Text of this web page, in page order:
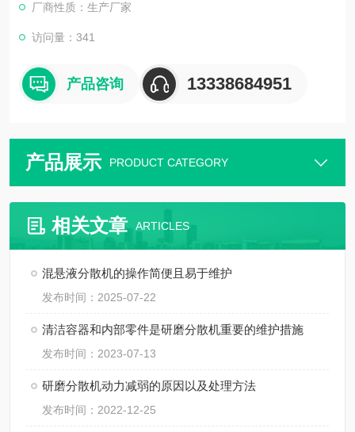
厂商性质：生产厂家
访问量：341
产品咨询 13338684951
产品展示 PRODUCT CATEGORY
相关文章 ARTICLES
混悬液分散机的操作简便且易于维护
发布时间：2025-07-22
清洁容器和内部零件是研磨分散机重要的维护措施
发布时间：2023-07-13
研磨分散机动力减弱的原因以及处理方法
发布时间：2022-12-25